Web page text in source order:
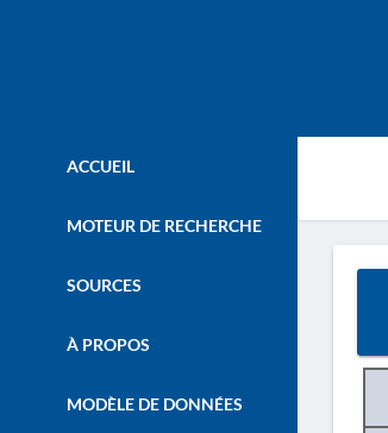
ACCUEIL
MOTEUR DE RECHERCHE
SOURCES
À PROPOS
MODÈLE DE DONNÉES